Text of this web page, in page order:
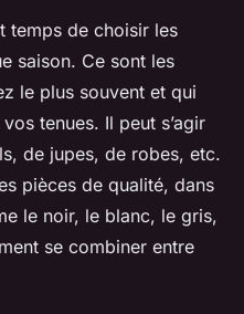
temps de choisir les
saison. Ce sont les
le plus souvent et qui
tenues. Il peut s’agir
de jupes, de robes, etc.
pièces de qualité, dans
le noir, le blanc, le gris,
se combiner entre